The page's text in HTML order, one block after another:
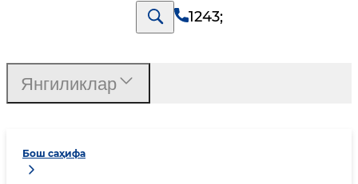
1243;
Бош саҳифа
Янгиликлар